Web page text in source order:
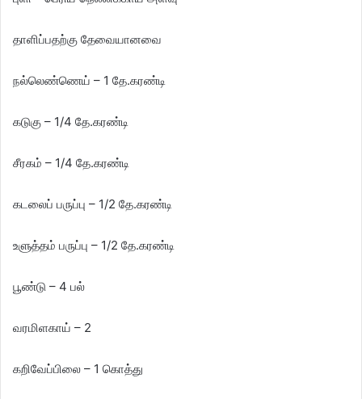
தாளிப்பதற்கு தேவையானவை
நல்லெண்ணெய் – 1 தே.கரண்டி
கடுகு – 1/4 தே.கரண்டி
சீரகம் – 1/4 தே.கரண்டி
கடலைப் பருப்பு – 1/2 தே.கரண்டி
உளுத்தம் பருப்பு – 1/2 தே.கரண்டி
பூண்டு – 4 பல்
வரமிளகாய் – 2
கறிவேப்பிலை – 1 கொத்து